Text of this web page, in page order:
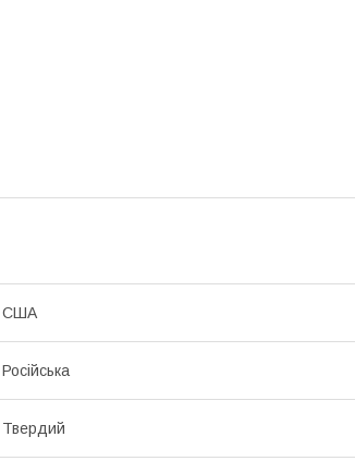
США
Російська
Твердий